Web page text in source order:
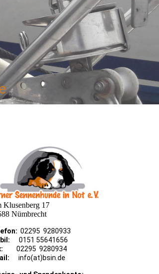
Klusenberg 17
Nümbrecht
02295 9280933
0151 55641656
02295 9280934
info(at)bsin.de